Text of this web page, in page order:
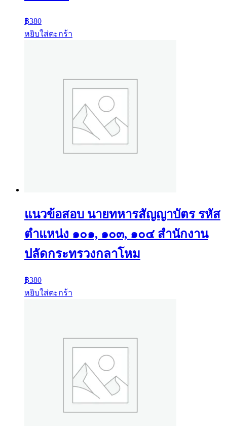
฿380
หยิบใส่ตะกร้า
แนวข้อสอบ นายทหารสัญญาบัตร รหัส
ตำแหน่ง ๑๐๑, ๑๐๓, ๑๐๔ สำนักงาน
ปลัดกระทรวงกลาโหม
฿380
หยิบใส่ตะกร้า